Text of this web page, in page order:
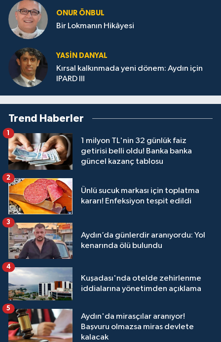
ONUR ÖNBUL
Bir Lokmanın Hikâyesi
YASIN DANYAL
Kırsal kalkınmada yeni dönem: Aydın için
IPARD III
Trend Haberler
1 milyon TL'nin 32 günlük faiz
getirisi belli oldu! Banka banka
güncel kazanç tablosu
1
Ünlü sucuk markası için toplatma
kararı! Enfeksiyon tespit edildi
2
Aydın’da günlerdir aranıyordu: Yol
kenarında ölü bulundu
3
Kuşadası'nda otelde zehirlenme
iddialarına yönetimden açıklama
4
Aydın'da mirasçılar aranıyor!
Başvuru olmazsa miras devlete
kalacak
5